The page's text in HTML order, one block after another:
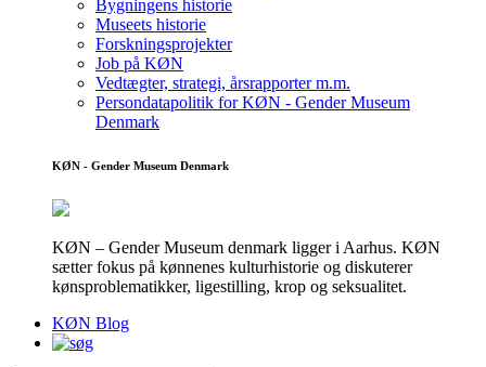
Bygningens historie
Museets historie
Forskningsprojekter
Job på KØN
Vedtægter, strategi, årsrapporter m.m.
Persondatapolitik for KØN - Gender Museum
Denmark
KØN - Gender Museum Denmark
KØN – Gender Museum denmark ligger i Aarhus. KØN
sætter fokus på kønnenes kulturhistorie og diskuterer
kønsproblematikker, ligestilling, krop og seksualitet.
KØN Blog